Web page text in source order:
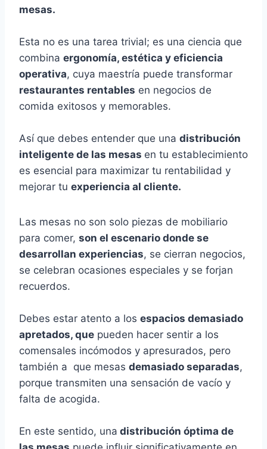
mesas.
Esta no es una tarea trivial; es una ciencia que
combina ergonomía, estética y eficiencia
operativa, cuya maestría puede transformar
restaurantes rentables en negocios de
comida exitosos y memorables.
Así que debes entender que una distribución
inteligente de las mesas en tu establecimiento
es esencial para maximizar tu rentabilidad y
mejorar tu experiencia al cliente.
Las mesas no son solo piezas de mobiliario
para comer, son el escenario donde se
desarrollan experiencias, se cierran negocios,
se celebran ocasiones especiales y se forjan
recuerdos.
Debes estar atento a los espacios demasiado
apretados, que pueden hacer sentir a los
comensales incómodos y apresurados, pero
también a que mesas demasiado separadas,
porque transmiten una sensación de vacío y
falta de acogida.
En este sentido, una distribución óptima de